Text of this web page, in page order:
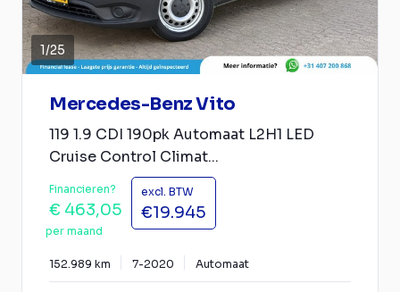
1/25
Mercedes-Benz Vito
119 1.9 CDI 190pk Automaat L2H1 LED
Cruise Control Climat...
Financieren?
€ 463,05
per maand
excl. BTW
€19.945
152.989 km 7-2020 Automaat